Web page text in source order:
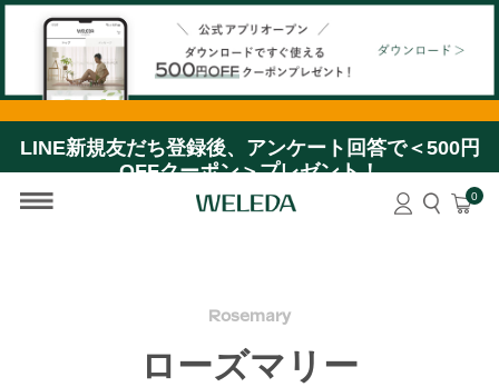
OFFクーポン＞プレゼント！
【公式アプリオープン】ダウンロードですぐ使える＜
500円OFFクーポン＞プレゼント！
0
Rosemary
ローズマリー